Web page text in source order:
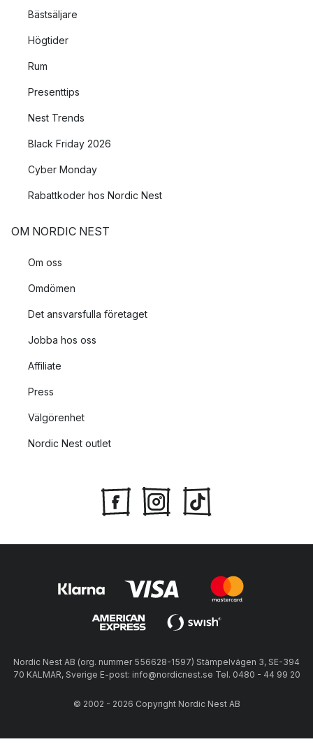
Bästsäljare
Högtider
Rum
Presenttips
Nest Trends
Black Friday 2026
Cyber Monday
Rabattkoder hos Nordic Nest
OM NORDIC NEST
Om oss
Omdömen
Det ansvarsfulla företaget
Jobba hos oss
Affiliate
Press
Välgörenhet
Nordic Nest outlet
Nordic Nest AB (org. nummer 556628-1597) Stämpelvägen 3, SE-394
70 KALMAR, Sverige E-post: info@nordicnest.se Tel. 0480 - 44 99 20
© 2002 - 2026 Copyright Nordic Nest AB